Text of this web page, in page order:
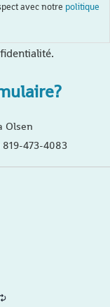
avec notre politique
Olsen
473-4083
R